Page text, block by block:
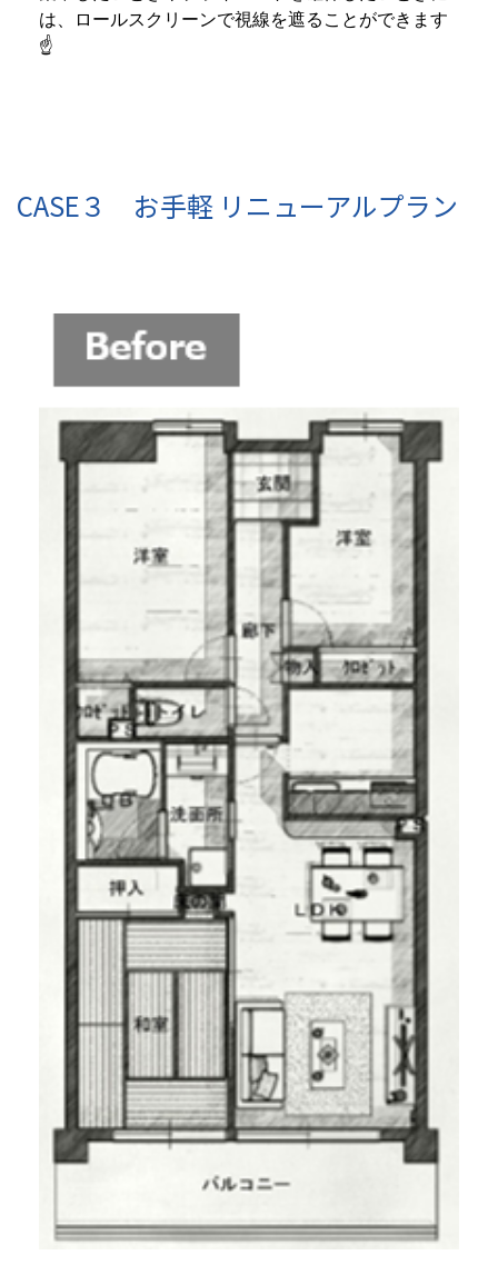
は、ロールスクリーンで視線を遮ることができます
☝
CASE３ お手軽 リニューアルプラン